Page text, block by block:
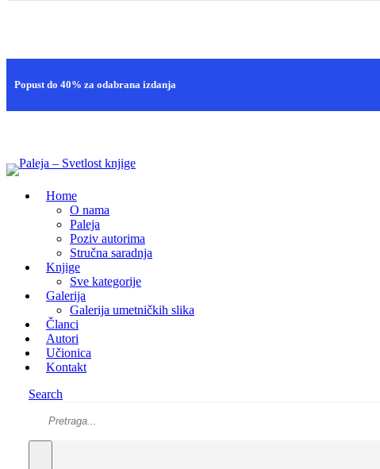
Popust do 40% za odabrana izdanja
Home
O nama
Paleja
Poziv autorima
Stručna saradnja
Knjige
Sve kategorije
Galerija
Galerija umetničkih slika
Članci
Autori
Učionica
Kontakt
Search